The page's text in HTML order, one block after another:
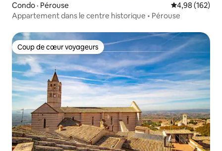
Condo · Pérouse Note
4,98 (162)
Appartement dans le centre historique • Pérouse
Coup de cœur voyageurs
Coup de cœur voyageurs